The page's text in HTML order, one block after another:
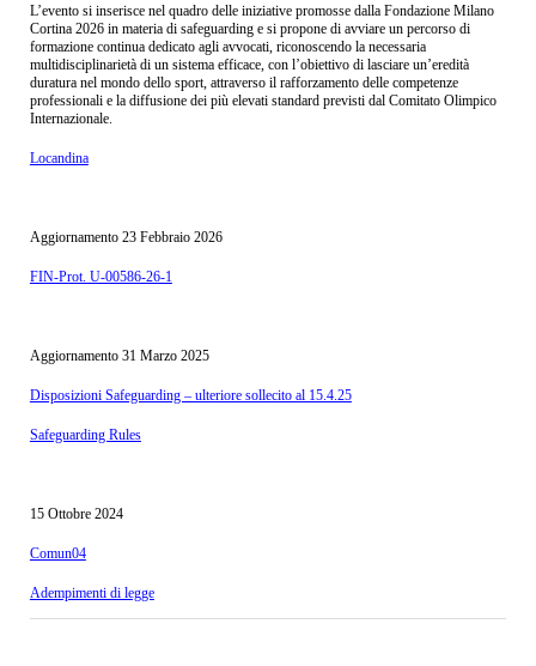
L’evento si inserisce nel quadro delle iniziative promosse dalla Fondazione Milano
Cortina 2026 in materia di safeguarding e si propone di avviare un percorso di
formazione continua dedicato agli avvocati, riconoscendo la necessaria
multidisciplinarietà di un sistema efficace, con l’obiettivo di lasciare un’eredità
duratura nel mondo dello sport, attraverso il rafforzamento delle competenze
professionali e la diffusione dei più elevati standard previsti dal Comitato Olimpico
Internazionale.
Locandina
Aggiornamento 23 Febbraio 2026
FIN-Prot. U-00586-26-1
Aggiornamento 31 Marzo 2025
Disposizioni Safeguarding – ulteriore sollecito al 15.4.25
Safeguarding Rules
15 Ottobre 2024
Comun04
Adempimenti di legge